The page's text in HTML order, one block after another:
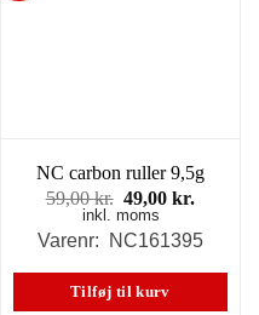
NC carbon ruller 9,5g
59,00kr. Den
oprindelige
pris
59,00 kr..
49,00kr.
pris
49,00
inkl. moms
Varenr: NC161395
Tilføj til kurv